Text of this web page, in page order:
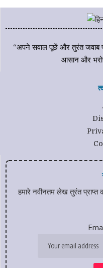
“अपने सवाल पूछें और तुरंत जवाब
आसान और
हमारे नवीनतम लेख तुरंत